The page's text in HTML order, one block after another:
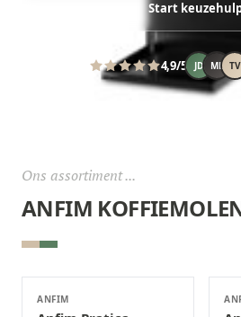
Start
4,9/5 JD ML TV
Ons assortiment ...
ANFIM
ANFIM